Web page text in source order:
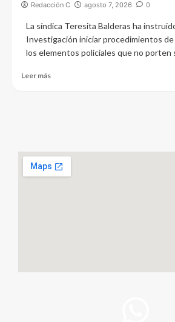
Redacción C agosto 7, 2026 0
La síndica Teresita Balderas ha
Investigación iniciar procedimientos de
los elementos policiales que no porten
Leer más